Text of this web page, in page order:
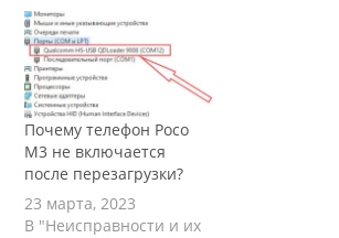
Почему телефон Poco
M3 не включается
после перезагрузки?
23 марта, 2023
В "Неисправности и их